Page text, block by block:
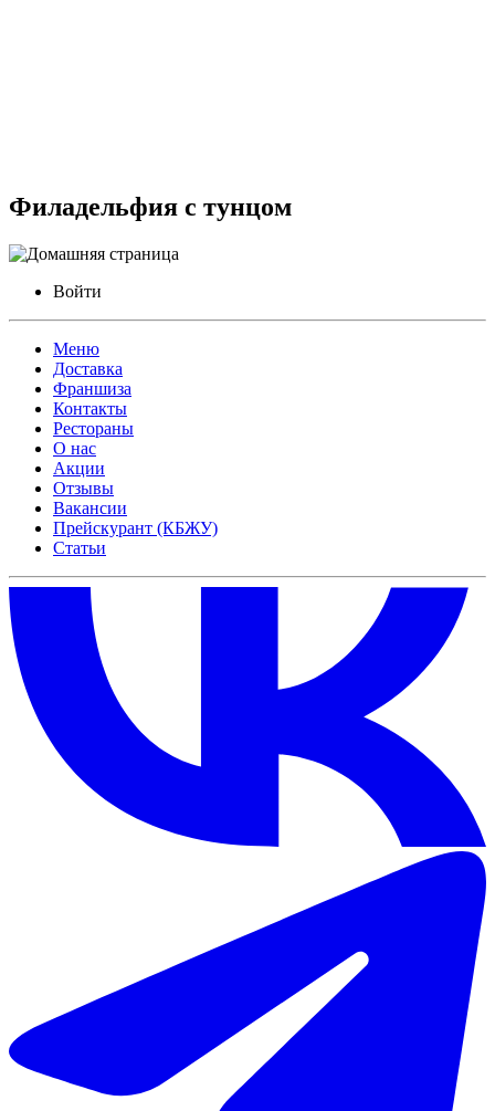
Филадельфия с тунцом
Войти
Меню
Доставка
Франшиза
Контакты
Рестораны
О нас
Акции
Отзывы
Вакансии
Прейскурант (КБЖУ)
Статьи